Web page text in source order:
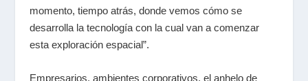
momento, tiempo atrás, donde vemos cómo se
desarrolla la tecnología con la cual van a comenzar
esta exploración espacial”.
Empresarios, ambientes corporativos, el anhelo de